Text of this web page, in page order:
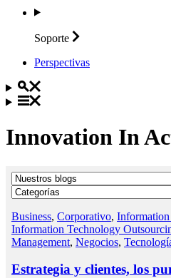
Soporte
Perspectivas
Innovation In
Business, Corporativo,
Information Technology
Management, Negocios,
Estrategia y clientes, los